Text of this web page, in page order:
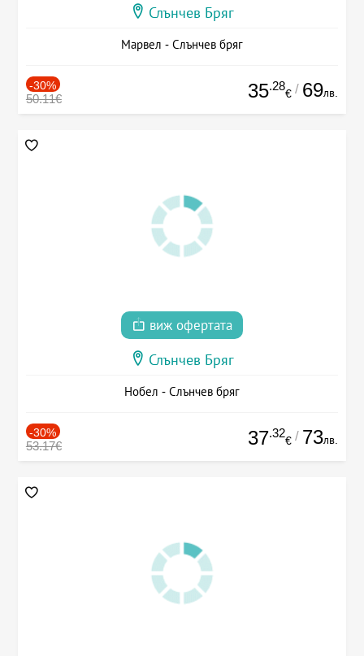
Слънчев Бряг
Марвел - Слънчев бряг
-30%
50.11€ 35.28
€ / 69лв.
виж офертата
Слънчев Бряг
Нобел - Слънчев бряг
-30%
53.17€ 37.32
€ / 73лв.